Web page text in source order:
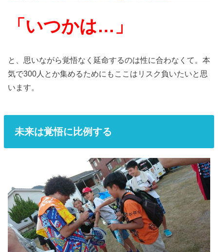
「いつかは…」
と、思いながら覚悟なく延命するのは性に合わなくて。本
気で300人とか集めるためにもここはリスク負いたいと思
います。
未来は覚悟に比例する